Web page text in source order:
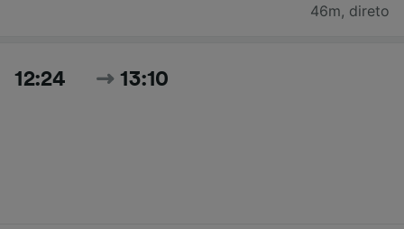
46m, direto
12:24 13:10